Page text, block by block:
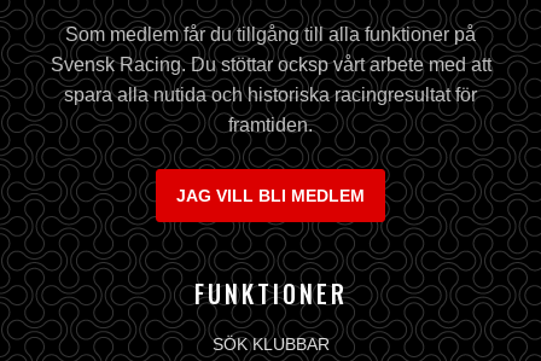
Som medlem får du tillgång till alla funktioner på
Svensk Racing. Du stöttar ocksp vårt arbete med att
spara alla nutida och historiska racingresultat för
framtiden.
JAG VILL BLI MEDLEM
FUNKTIONER
SÖK KLUBBAR